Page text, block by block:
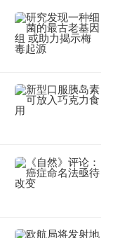
产品等税目。调
出口环节税收政
并编制了《202
税率商品对应海
税目适用进口